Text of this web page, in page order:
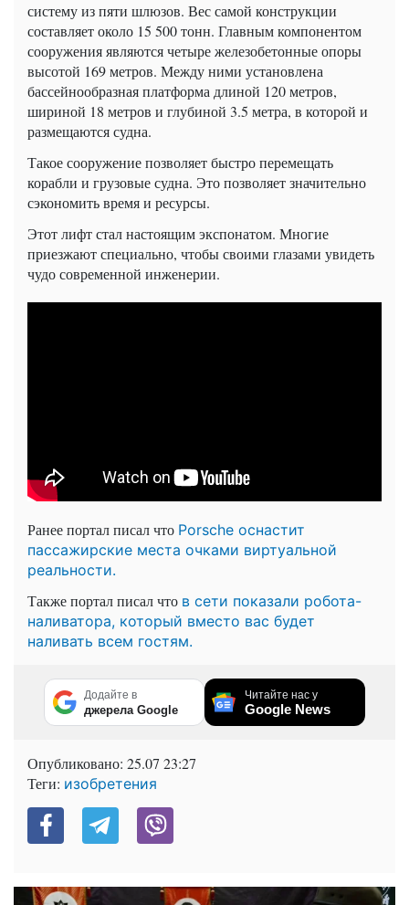
систему из пяти шлюзов. Вес самой конструкции
составляет около 15 500 тонн. Главным компонентом
сооружения являются четыре железобетонные опоры
высотой 169 метров. Между ними установлена
бассейнообразная платформа длиной 120 метров,
шириной 18 метров и глубиной 3.5 метра, в которой и
размещаются судна.
Такое сооружение позволяет быстро перемещать
корабли и грузовые судна. Это позволяет значительно
сэкономить время и ресурсы.
Этот лифт стал настоящим экспонатом. Многие
приезжают специально, чтобы своими глазами увидеть
чудо современной инженерии.
Ранее портал писал что Porsche оснастит
пассажирские места очками виртуальной
реальности.
Также портал писал что в сети показали робота-
наливатора, который вместо вас будет
наливать всем гостям.
Додайте в
джерела Google
Читайте нас у
Google News
Опубликовано: 25.07 23:27
Теги: изобретения